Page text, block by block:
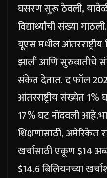
घसरण सुरू ठेवली,
विद्यार्थ्यांची संख्या
यूएस मधील आंतरराष्ट्रीय
झाली आणि सुरुवातीचे
संकेत देतात.द फॉल
आंतरराष्ट्रीय संख्येत
17% घट नोंदवली आहे.
शिक्षणासाठी, अमेरिकेत
खर्चासाठी एकूण $14
$14.6 बिलियनच्या